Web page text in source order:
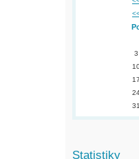
3
17
31
Statistiky